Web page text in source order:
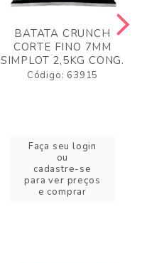
BATATA CRUNCH
CORTE FINO 7MM
SIMPLOT 2,5KG CONG.
Código: 63915
Faça seu login
ou
cadastre-se
para ver preços
e comprar